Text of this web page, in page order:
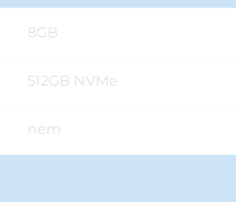
8GB
512GB NVMe
nem